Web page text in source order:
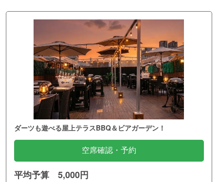
ダーツも遊べる屋上テラスBBQ＆ビアガーデン！
空席確認・予約
平均予算 5,000円